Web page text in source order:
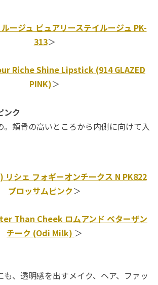
ージュ ピュアリーステイルージュ PK-
313＞
Riche Shine Lipstick (914 GLAZED
PINK)＞
ンク
頬骨の高いところから内側に向けて入
リシェ フォギーオンチークス N PK822
ブロッサムピンク＞
Than Cheek ロムアンド ベターザン
チーク (Odi Milk) ＞
、透明感を出すメイク、ヘア、ファッ